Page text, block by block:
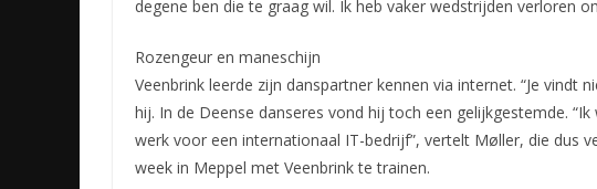
degene ben die te graag wil. Ik heb vaker wedstrijden verloren
Rozengeur en maneschijn
Veenbrink leerde zijn danspartner kennen via internet. “Je vindt
hij. In de Deense danseres vond hij toch een gelijkgestemde.
werk voor een internationaal IT-bedrijf”, vertelt Møller, die dus
week in Meppel met Veenbrink te trainen.